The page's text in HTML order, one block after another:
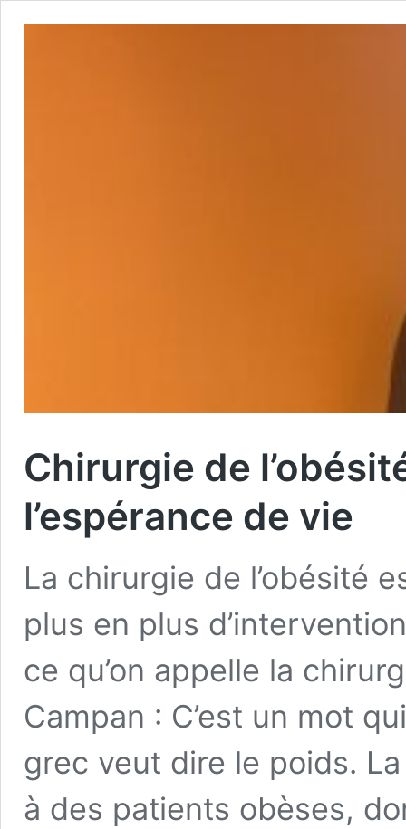
Chirurgie de
l’espérance de vie
La chirurgie de l’obésité
plus en plus
ce qu’on appelle la
Campan : C’est un mot
grec veut dire le poids.
à des patients obèses,